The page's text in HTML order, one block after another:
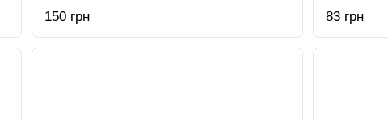
150 грн 83 грн